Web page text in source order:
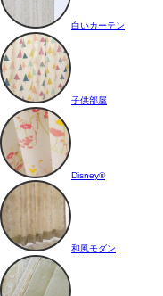
白いカーテン
子供部屋
Disney®
和風モダン